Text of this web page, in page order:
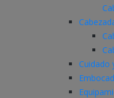
Cuidado